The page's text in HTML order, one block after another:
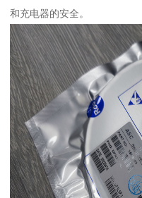
和充电器的安全。